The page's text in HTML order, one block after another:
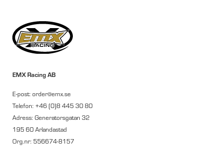
EMX Racing AB
E-post: order@emx.se
Telefon: +46 (0)8 445 30 80
Adress: Generatorsgatan 32
195 60 Arlandastad
Org.nr: 556674-8157